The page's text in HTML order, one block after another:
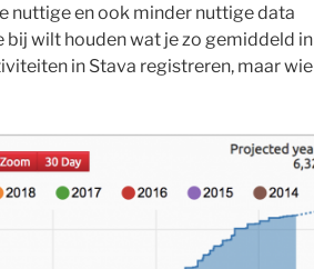
nuttige en ook minder nuttige data
wilt houden wat je zo gemiddeld
in Stava registreren, maar